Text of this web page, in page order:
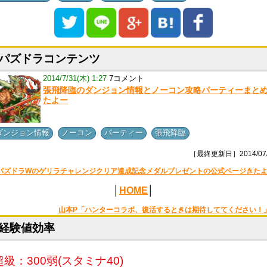
ズドラコンテンツ
2014/7/31(木) 1:27 7コメント
張飛降臨のダンジョン情報とノーコン攻略パーティーまと
たよー
ンジョン情報 ノーコン パーティー 張飛降臨
［最終更新日］2014/
ズドラWのゲリラチャレンジクリア達成記念メダルプレゼントの公式ページきた
HOME
山本P「ハンターコラボ、復活するときは期待しててください！」
験値効率
級：300弱(スタミナ40)